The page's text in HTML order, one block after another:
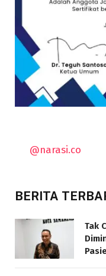
@narasi.co
BERITA
Tak